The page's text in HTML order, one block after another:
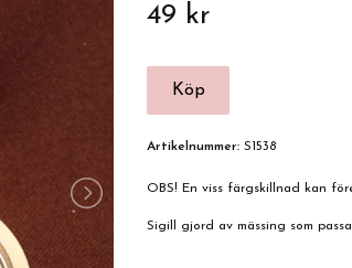
49 kr
Artikelnummer: S1538
OBS! En viss färgskillnad kan
Sigill gjord av mässing som